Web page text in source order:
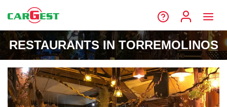
RESTAURANTS IN TORREMOLINOS